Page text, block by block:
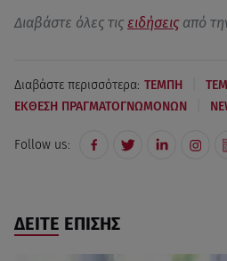
Διαβάστε όλες τις ειδήσεις από
Διαβάστε περισσότερα: ΤΕΜΠΗ
ΕΚΘΕΣΗ ΠΡΑΓΜΑΤΟΓΝΩΜΟΝΩΝ
Follow us:
ΔΕΙΤΕ ΕΠΙΣΗΣ